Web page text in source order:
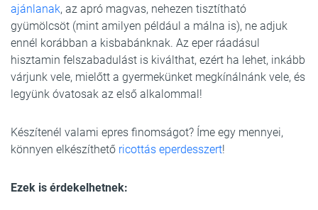
ajánlanak, az apró magvas, nehezen tisztítható
gyümölcsöt (mint amilyen például a málna is), ne adjuk
ennél korábban a kisbabánknak. Az eper ráadásul
hisztamin felszabadulást is kiválthat, ezért ha lehet, inkább
várjunk vele, mielőtt a gyermekünket megkínálnánk vele, és
legyünk óvatosak az első alkalommal!
Készítenél valami epres finomságot? Íme egy mennyei,
könnyen elkészíthető ricottás eperdesszert!
Ezek is érdekelhetnek: